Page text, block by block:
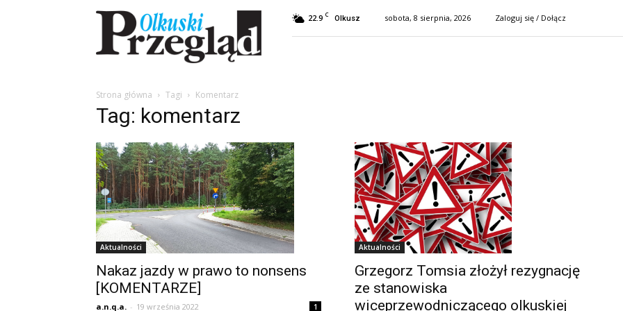
Przegląd
Olkuski
22.9 C Olkusz sobota, 8 sierpnia, 2026 Zaloguj się / Dołącz
Strona główna Tagi Komentarz
Tag: komentarz
Aktualności
Nakaz jazdy w prawo to nonsens
[KOMENTARZE]
a.n.q.a. - 19 września 2022 1
Aktualności
Grzegorz Tomsia złożył rezygnację
ze stanowiska
wiceprzewodniczącego olkuskiej